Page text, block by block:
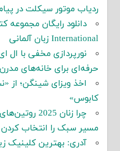
ردیاب موتور سیکلت در
International زبان آلمانی
حرفه‌ای برای خانه‌های مدرن
اخذ ویزای شینگن؛ از
کابوس»
چرا زنان
مسیر سبک را انتخاب کردن
آدری: بهترین کلینیک